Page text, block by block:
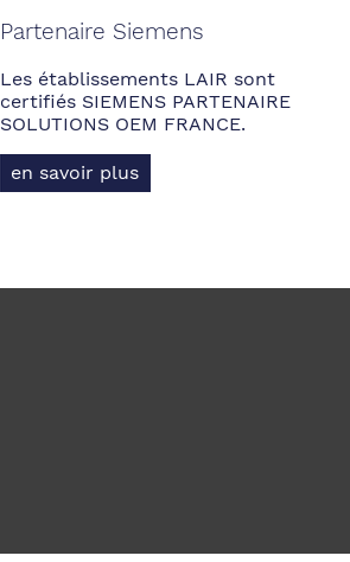
Partenaire Siemens
Les établissements LAIR sont
certifiés SIEMENS PARTENAIRE
SOLUTIONS OEM FRANCE.
en savoir plus